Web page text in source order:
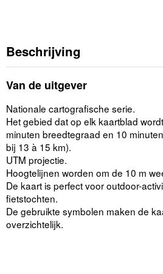
Beschrijving
Van de uitgever
Nationale cartografische serie.
Het gebied dat op elk kaartblad
minuten breedtegraad en 10
bij 13 à 15 km).
UTM projectie.
Hoogtelijnen worden om de 10 m
De kaart is perfect voor outdoor-
fietstochten.
De gebruikte symbolen maken de
overzichtelijk.